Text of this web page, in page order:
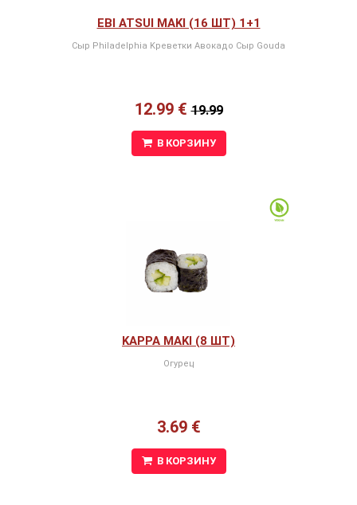
EBI ATSUI MAKI (16 ШТ) 1+1
Сыр Philadelphia Kреветки Авокадо Сыр Gouda
12.99 €19.99
В КОРЗИНУ
KAPPA MAKI (8 ШТ)
Огурец
3.69 €
В КОРЗИНУ